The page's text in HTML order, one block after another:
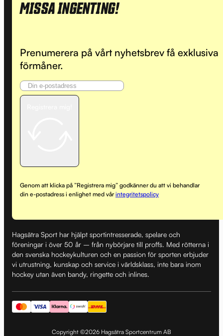
MISSA INGENTING!
Prenumerera på vårt nyhetsbrev få exklusiva
förmåner.
Genom att klicka på ”Registrera mig” godkänner du att vi behandlar
din e-postadress i enlighet med vårintegritetspolicy
Hagsätra Sport har hjälpt sportintresserade, spelare och
föreningar i över 50 år – från nybörjare till proffs. Med rötterna i
den svenska hockeykulturen och en passion för sporten erbjuder
vi utrustning, kunskap och service i världsklass, inte bara inom
hockey utan även bandy, ringette och inlines.
Copyright ©2026 Hagsätra Sportcentrum AB